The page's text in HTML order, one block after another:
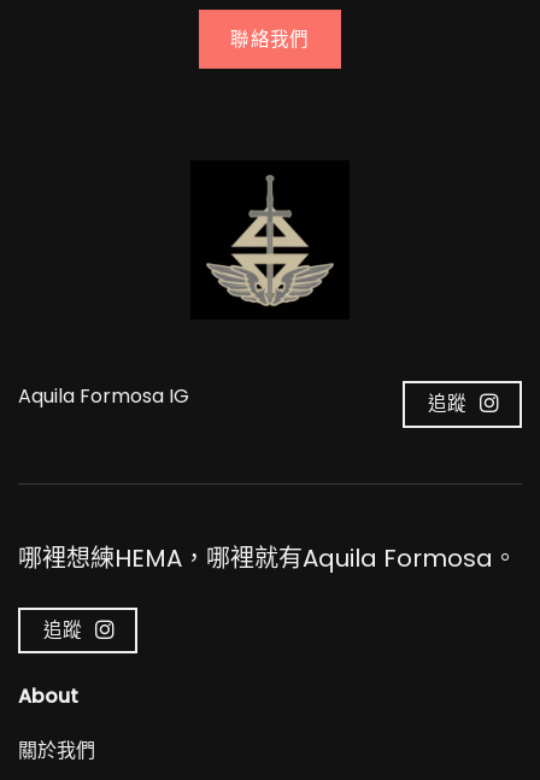
聯絡我們
Aquila Formosa IG 追蹤
哪裡想練HEMA，哪裡就有Aquila Formosa。
追蹤
About
關於我們